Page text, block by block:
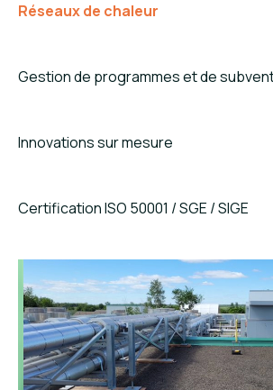
Réseaux de chaleur
Gestion de programmes et de
Innovations sur mesure
Certification ISO 50001 / SGE / SIGE